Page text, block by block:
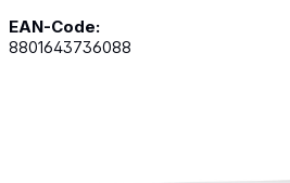
EAN-Code:
8801643736088